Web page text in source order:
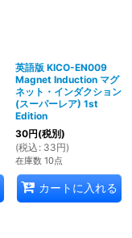
英語版 KICO-EN009
Magnet Induction マグ
ネット・インダクション
(スーパーレア) 1st
Edition
30円(税別)
(税込 : 33円)
在庫数 10点
カートに入れる